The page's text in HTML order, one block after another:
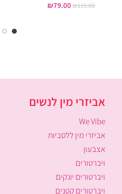
₪119.00
₪79.00
אביזרי מין לנשים
We Vibe
אביזרי מין ללסביות
אצבעון
ויברטורים
ויברטורים יונקים
ויברטורים קטנים